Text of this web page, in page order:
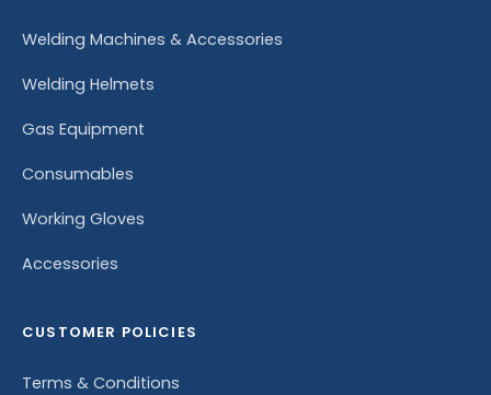
Welding Machines & Accessories
Welding Helmets
Gas Equipment
Consumables
Working Gloves
Accessories
CUSTOMER POLICIES
Terms & Conditions